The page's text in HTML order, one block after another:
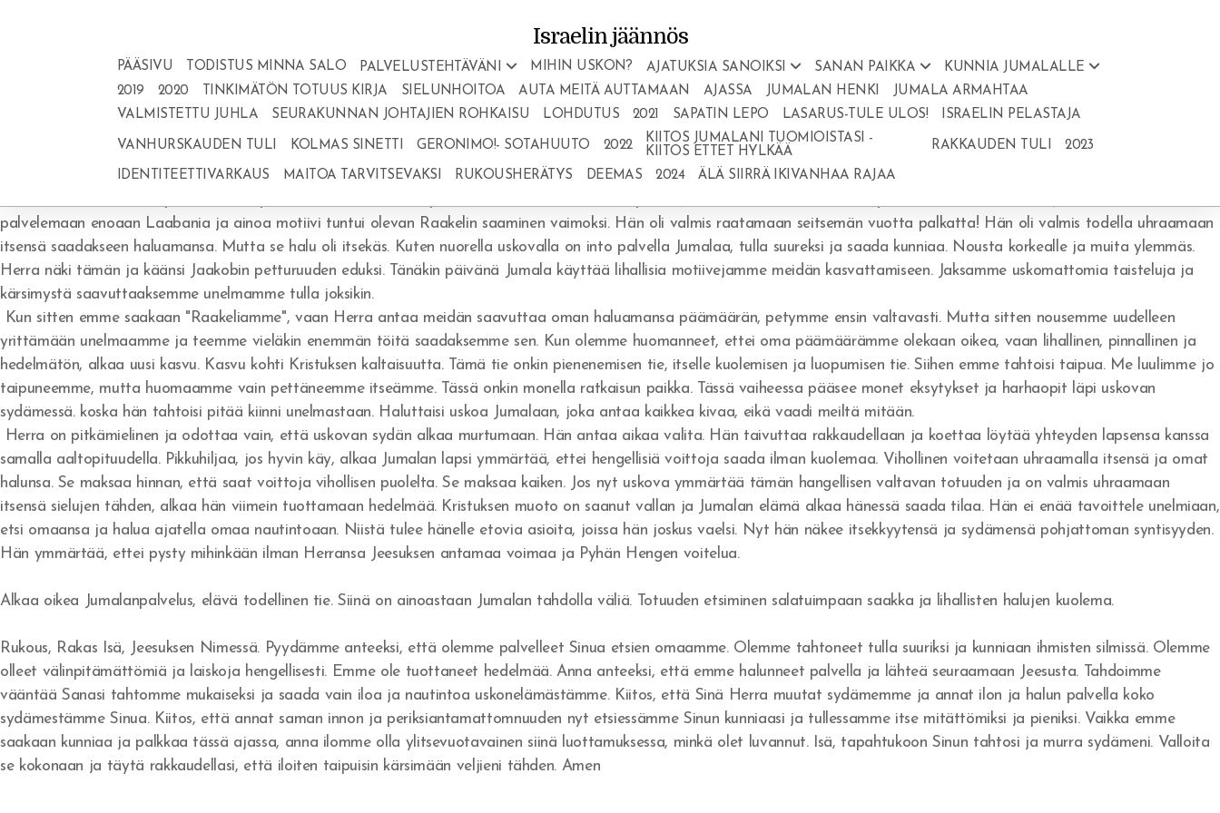
Israelin jäännös
PÄÄSIVU TODISTUS MINNA SALO PALVELUSTEHTÄVÄNI MIHIN USKON? AJATUKSIA SANOIKSI SANAN PAIKKA
KUNNIA JUMALALLE
2019
2020 TINKIMÄTÖN TOTUUS KIRJA SIELUNHOITOA AUTA MEITÄ AUTTAMAAN AJASSA JUMALAN HENKI
JUMALA ARMAHTAA
VALMISTETTU JUHLA
SEURAKUNNAN JOHTAJIEN ROHKAISU LOHDUTUS 2021 SAPATIN LEPO LASARUS-TULE ULOS! ISRAELIN PELASTAJA
VANHURSKAUDEN TULI KOLMAS SINETTI GERONIMO!- SOTAHUUTO 2022
KIITOS JUMALANI TUOMIOISTASI -
KIITOS ETTET HYLKÄÄ
RAKKAUDEN TULI 2023
IDENTITEETTIVARKAUS MAITOA TARVITSEVAKSI RUKOUSHERÄTYS DEEMAS 2024 ÄLÄ SIIRRÄ IKIVANHAA RAJAA
Jaakobin kertomus on hyvin kuvaava ja kertoo siitä inhimillisestä tragediasta, kuinka vaikeaa ihmisen on palvella Jumalaa.
palvelemaan enoaan Laabania ja ainoa motiivi tuntui olevan Raakelin saaminen vaimoksi. Hän oli valmis raatamaan seitsemän vuotta palkatta! Hän oli valmis todella uhraamaan
itsensä saadakseen haluamansa. Mutta se halu oli itsekäs. Kuten nuorella uskovalla on into palvella Jumalaa, tulla suureksi ja saada kunniaa. Nousta korkealle ja muita ylemmäs.
Herra näki tämän ja käänsi Jaakobin petturuuden eduksi. Tänäkin päivänä Jumala käyttää lihallisia motiivejamme meidän kasvattamiseen. Jaksamme uskomattomia taisteluja ja
kärsimystä saavuttaaksemme unelmamme tulla joksikin.
Kun sitten emme saakaan "Raakeliamme", vaan Herra antaa meidän saavuttaa oman haluamansa päämäärän, petymme ensin valtavasti. Mutta sitten nousemme uudelleen
yrittämään unelmaamme ja teemme vieläkin enemmän töitä saadaksemme sen. Kun olemme huomanneet, ettei oma päämäärämme olekaan oikea, vaan lihallinen, pinnallinen ja
hedelmätön, alkaa uusi kasvu. Kasvu kohti Kristuksen kaltaisuutta. Tämä tie onkin pienenemisen tie, itselle kuolemisen ja luopumisen tie. Siihen emme tahtoisi taipua. Me luulimme jo
taipuneemme, mutta huomaamme vain pettäneemme itseämme. Tässä onkin monella ratkaisun paikka. Tässä vaiheessa pääsee monet eksytykset ja harhaopit läpi uskovan
sydämessä. koska hän tahtoisi pitää kiinni unelmastaan. Haluttaisi uskoa Jumalaan, joka antaa kaikkea kivaa, eikä vaadi meiltä mitään.
Herra on pitkämielinen ja odottaa vain, että uskovan sydän alkaa murtumaan. Hän antaa aikaa valita. Hän taivuttaa rakkaudellaan ja koettaa löytää yhteyden lapsensa kanssa
samalla aaltopituudella. Pikkuhiljaa, jos hyvin käy, alkaa Jumalan lapsi ymmärtää, ettei hengellisiä voittoja saada ilman kuolemaa. Vihollinen voitetaan uhraamalla itsensä ja omat
halunsa. Se maksaa hinnan, että saat voittoja vihollisen puolelta. Se maksaa kaiken. Jos nyt uskova ymmärtää tämän hangellisen valtavan totuuden ja on valmis uhraamaan
itsensä sielujen tähden, alkaa hän viimein tuottamaan hedelmää. Kristuksen muoto on saanut vallan ja Jumalan elämä alkaa hänessä saada tilaa. Hän ei enää tavoittele unelmiaan,
etsi omaansa ja halua ajatella omaa nautintoaan. Niistä tulee hänelle etovia asioita, joissa hän joskus vaelsi. Nyt hän näkee itsekkyytensä ja sydämensä pohjattoman syntisyyden.
Hän ymmärtää, ettei pysty mihinkään ilman Herransa Jeesuksen antamaa voimaa ja Pyhän Hengen voitelua.
Alkaa oikea Jumalanpalvelus, elävä todellinen tie. Siinä on ainoastaan Jumalan tahdolla väliä. Totuuden etsiminen salatuimpaan saakka ja lihallisten halujen kuolema.
Rukous, Rakas Isä, Jeesuksen Nimessä. Pyydämme anteeksi, että olemme palvelleet Sinua etsien omaamme. Olemme tahtoneet tulla suuriksi ja kunniaan ihmisten silmissä. Olemme
olleet välinpitämättömiä ja laiskoja hengellisesti. Emme ole tuottaneet hedelmää. Anna anteeksi, että emme halunneet palvella ja lähteä seuraamaan Jeesusta. Tahdoimme
vääntää Sanasi tahtomme mukaiseksi ja saada vain iloa ja nautintoa uskonelämästämme. Kiitos, että Sinä Herra muutat sydämemme ja annat ilon ja halun palvella koko
sydämestämme Sinua. Kiitos, että annat saman innon ja periksiantamattomnuuden nyt etsiessämme Sinun kunniaasi ja tullessamme itse mitättömiksi ja pieniksi. Vaikka emme
saakaan kunniaa ja palkkaa tässä ajassa, anna ilomme olla ylitsevuotavainen siinä luottamuksessa, minkä olet luvannut. Isä, tapahtukoon Sinun tahtosi ja murra sydämeni. Valloita
se kokonaan ja täytä rakkaudellasi, että iloiten taipuisin kärsimään veljieni tähden. Amen